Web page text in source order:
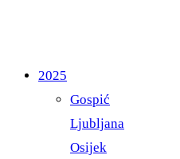
2025
Gospić
Ljubljana
Osijek